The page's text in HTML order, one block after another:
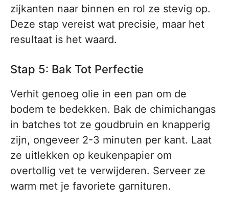
zijkanten naar binnen en rol ze stevig op.
Deze stap vereist wat precisie, maar het
resultaat is het waard.
Stap 5: Bak Tot Perfectie
Verhit genoeg olie in een pan om de
bodem te bedekken. Bak de chimichangas
in batches tot ze goudbruin en knapperig
zijn, ongeveer 2-3 minuten per kant. Laat
ze uitlekken op keukenpapier om
overtollig vet te verwijderen. Serveer ze
warm met je favoriete garnituren.